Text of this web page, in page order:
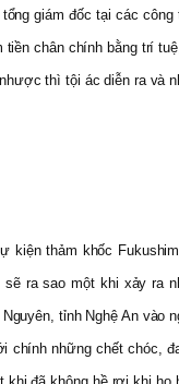
giám đốc tại các
chân chính bằng trí
thì tội ác diễn ra và
kiện thảm khốc
ra sao một khi xảy ra
tỉnh Nghệ An
chính những chết chóc,